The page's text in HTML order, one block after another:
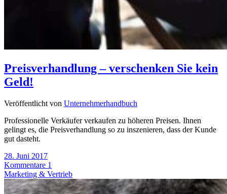
Preisverhandlung – verschenken Sie kein
Geld!
Veröffentlicht von Unternehmerhandbuch
Professionelle Verkäufer verkaufen zu höheren Preisen. Ihnen
gelingt es, die Preisverhandlung so zu inszenieren, dass der Kunde
gut dasteht.
28. Juni 2017
Kommentare 1
Marketing & Vertrieb